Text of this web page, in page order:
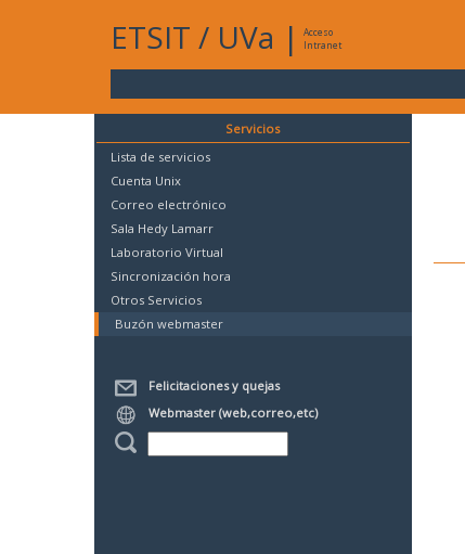
ETSIT / UVa |
Acceso
Intranet
Servicios
Lista de servicios
Cuenta Unix
Correo electrónico
Sala Hedy Lamarr
Laboratorio Virtual
Sincronización hora
Otros Servicios
Buzón webmaster
Felicitaciones y quejas
Webmaster (web,correo,etc)